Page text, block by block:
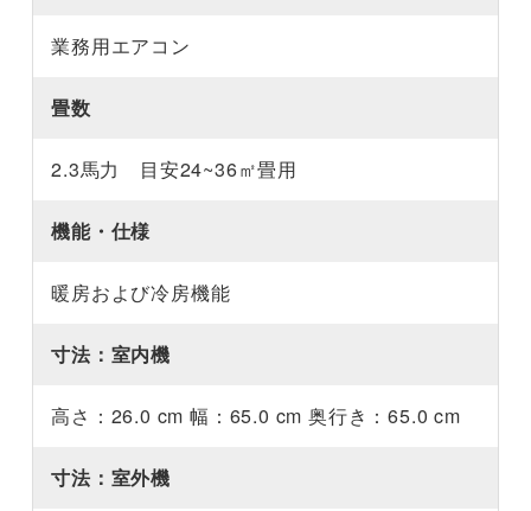
業務用エアコン
畳数
2.3馬力 目安24~36㎡畳用
機能・仕様
暖房および冷房機能
寸法：室内機
高さ：26.0 cm 幅：65.0 cm 奥行き：65.0 cm
寸法：室外機